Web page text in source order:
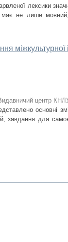
лексики
не лише
міжкультурної
центр
основні
завдання для